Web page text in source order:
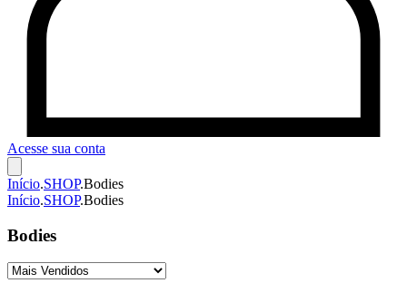
Acesse sua conta
Início.SHOP.Bodies
Início.SHOP.Bodies
Bodies